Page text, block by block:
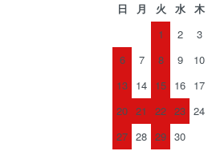
日 月 火 水 木
1
2 3
6
7 8 9 10
13 14 15 16 17
20 21 22 23 24
27 28 29 30